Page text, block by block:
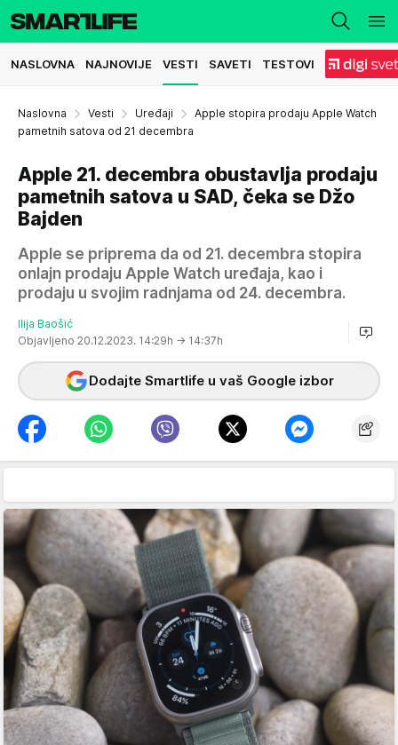
NASLOVNA NAJNOVIJE VESTI SAVETI TESTOVI
Naslovna Vesti Uređaji
Apple stopira prodaju Apple Watch
pametnih satova od 21 decembra
Apple 21. decembra obustavlja prodaju
pametnih satova u SAD, čeka se Džo
Bajden
Apple se priprema da od 21. decembra stopira
onlajn prodaju Apple Watch uređaja, kao i
prodaju u svojim radnjama od 24. decembra.
Ilija Baošić
Objavljeno 20.12.2023. 14:29h → 14:37h
Dodajte Smartlife u vaš Google izbor